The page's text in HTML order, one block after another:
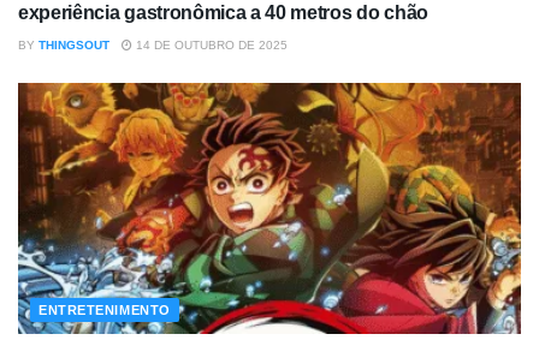
experiência gastronômica a 40 metros do chão
BY THINGSOUT 14 DE OUTUBRO DE 2025
ENTRETENIMENTO